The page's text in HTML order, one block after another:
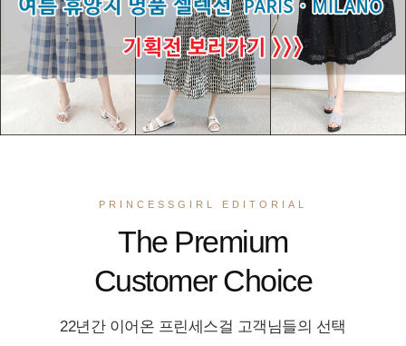
PRINCESSGIRL EDITORIAL
The Premium
Customer Choice
22년간 이어온 프린세스걸 고객님들의 선택